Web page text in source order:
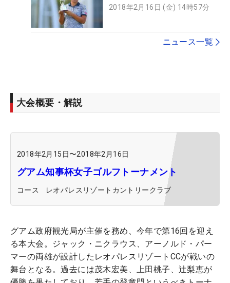
2018年2月16日 (金) 14時57分
ニュース一覧
大会概要・解説
2018年2月15日〜2018年2月16日
グアム知事杯女子ゴルフトーナメント
コース レオパレスリゾートカントリークラブ
グアム政府観光局が主催を務め、今年で第16回を迎え
る本大会。ジャック・ニクラウス、アーノルド・パー
マーの両雄が設計したレオパレスリゾートCCが戦いの
舞台となる。過去には茂木宏美、上田桃子、辻梨恵が